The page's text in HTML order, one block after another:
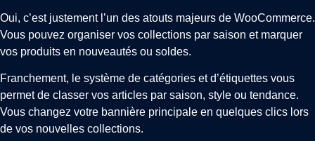
Oui, c’est justement l’un des atouts majeurs de WooCommerce.
Vous pouvez organiser vos collections par saison et marquer
vos produits en nouveautés ou soldes.
Franchement, le système de catégories et d’étiquettes vous
permet de classer vos articles par saison, style ou tendance.
Vous changez votre bannière principale en quelques clics lors
de vos nouvelles collections.